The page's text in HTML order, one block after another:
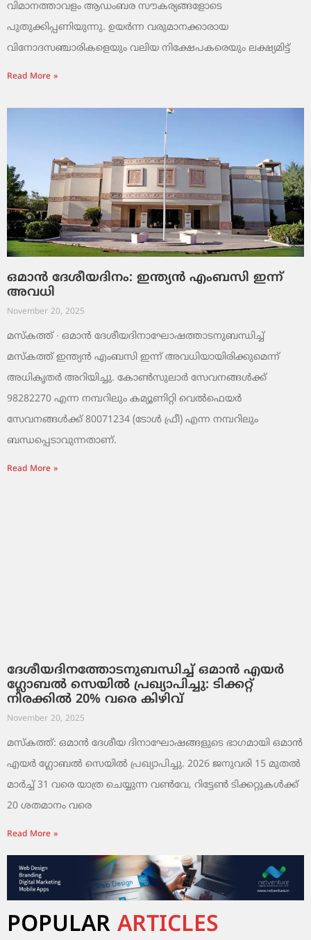
വിമാനത്താവളം ആഡംബര സൗകര്യങ്ങളോടെ
പുതുക്കിപ്പണിയുന്നു. ഉയർന്ന വരുമാനക്കാരായ
വിനോദസഞ്ചാരികളെയും വലിയ നിക്ഷേപകരെയും ലക്ഷ്യമിട്ട്
Read More »
ഒമാൻ ദേശീയദിനം: ഇന്ത്യൻ എംബസി ഇന്ന്
അവധി
November 20, 2025
മസ്‌കത്ത് ∙ ഒമാൻ ദേശീയദിനാഘോഷത്താടനുബന്ധിച്ച്
മസ്‌കത്ത് ഇന്ത്യൻ എംബസി ഇന്ന് അവധിയായിരിക്കുമെന്ന്
അധികൃതർ അറിയിച്ചു. കോൺസുലാർ സേവനങ്ങൾക്ക്
98282270 എന്ന നമ്പറിലും കമ്യൂണിറ്റി വെൽഫെയർ
സേവനങ്ങൾക്ക് 80071234 (ടോൾ ഫ്രീ) എന്ന നമ്പറിലും
ബന്ധപ്പെടാവുന്നതാണ്.
Read More »
ദേശീയദിനത്തോടനുബന്ധിച്ച് ഒമാൻ എയർ
ഗ്ലോബൽ സെയിൽ പ്രഖ്യാപിച്ചു: ടിക്കറ്റ്
നിരക്കിൽ 20% വരെ കിഴിവ്
November 20, 2025
മസ്‌കത്ത്: ഒമാൻ ദേശീയ ദിനാഘോഷങ്ങളുടെ ഭാഗമായി ഒമാൻ
എയർ ഗ്ലോബൽ സെയിൽ പ്രഖ്യാപിച്ചു. 2026 ജനുവരി 15 മുതൽ
മാർച്ച് 31 വരെ യാത്ര ചെയ്യുന്ന വൺവേ, റിട്ടേൺ ടിക്കറ്റുകൾക്ക്
20 ശതമാനം വരെ
Read More »
POPULAR ARTICLES